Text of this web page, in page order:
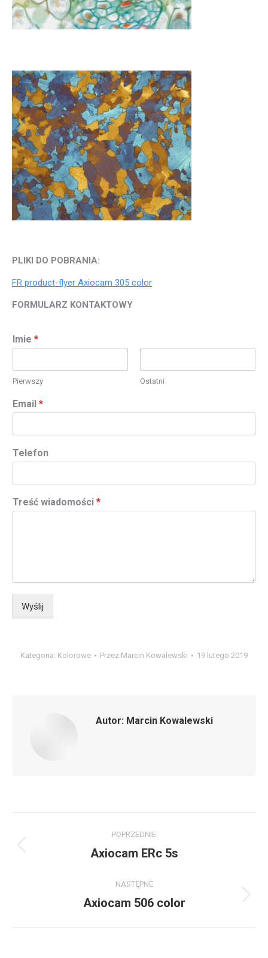
PLIKI DO POBRANIA:
FR product-flyer Axiocam 305 color
FORMULARZ KONTAKTOWY
Imie *
Pierwszy Ostatni
Email *
Telefon
Treść wiadomości *
Wyślij
Kategoria: Kolorowe Przez Marcin Kowalewski 19 lutego 2019
Autor: Marcin Kowalewski
wpisów
POPRZEDNIE
Poprzedni
Axiocam ERc 5s
NASTĘPNE
Następny
Axiocam 506 color